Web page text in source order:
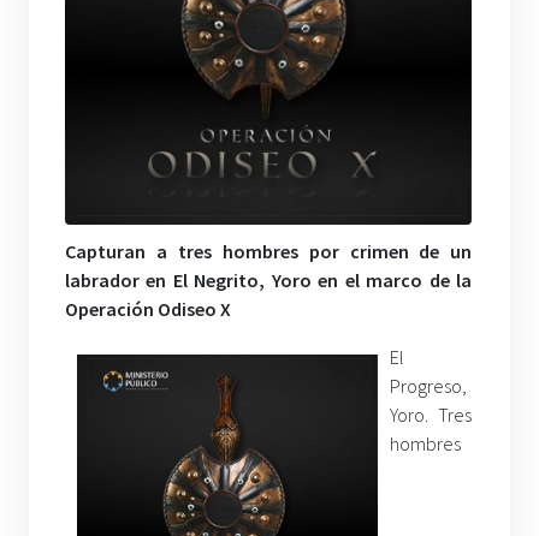
Capturan a tres hombres por crimen de un
labrador en El Negrito, Yoro en el marco de la
Operación Odiseo X
El
Progreso,
Yoro. Tres
hombres